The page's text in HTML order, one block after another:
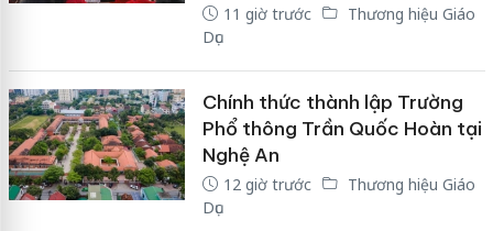
11 giờ trước
Thương hiệu Giáo
Dục
Chính thức thành lập Trường
Phổ thông Trần Quốc Hoàn tại
Nghệ An
12 giờ trước
Thương hiệu Giáo
Dục